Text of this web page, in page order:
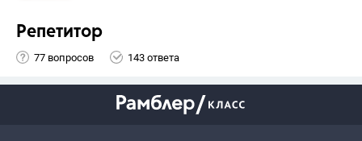
Репетитор
77 вопросов 143 ответа